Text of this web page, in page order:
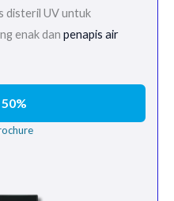
disteril UV untuk
enak dan penapis air